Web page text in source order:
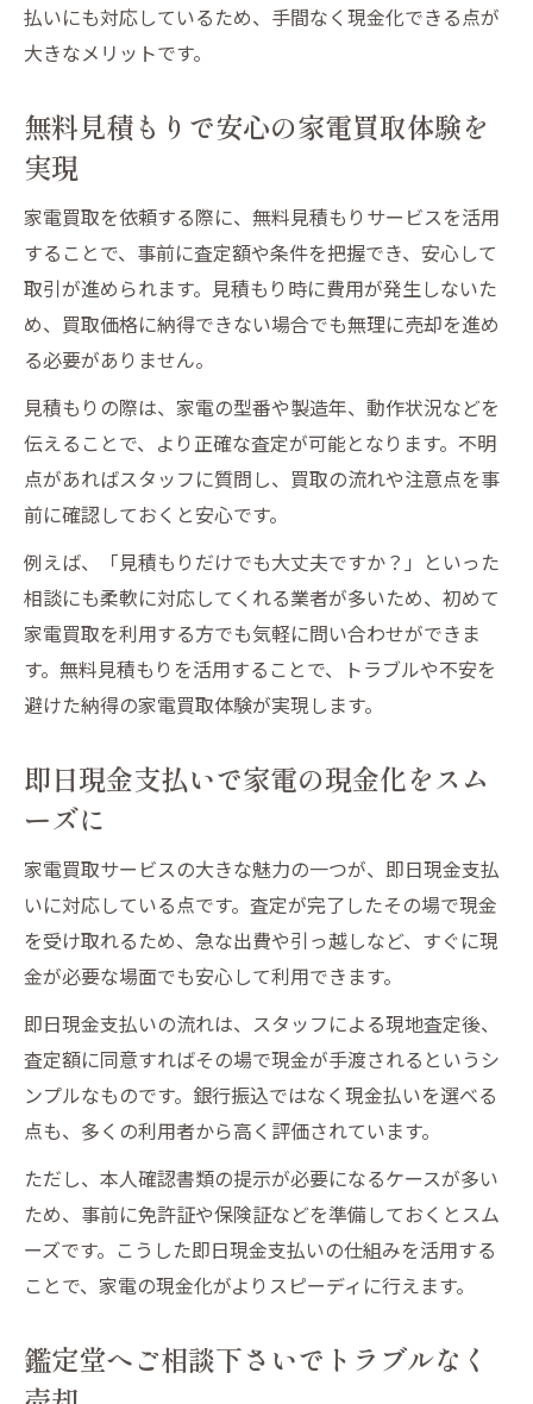
仙台市で壊れた家電も高く売るコツと注意
点
出張買取で家電現金化の手間を最小限に抑
無料見積もりで納得のいく売却をサポート
壊れた家電製品も査定対象になる安心感
仙台市青葉区の鑑定堂が即日現金支払い対
応
ご相談下さいでトラブル回避のアドバイス
自宅で簡単に家電を現金化する最新サービス
仙台市で壊れた家電も自宅買取が主流に
出張買取と無料見積もりの利便性を解説
感
鑑定堂へご相談下さいで安心取引が可能
不要家電の即日スッキリ現金化体験記
介
鑑定堂にご相談下さいで納得の買取結果
壊れた家電もスムーズに売却できた理由
払いにも対応しているため、手間なく現金化できる点が
大きなメリットです。
無料見積もりで安心の家電買取体験を
実現
家電買取を依頼する際に、無料見積もりサービスを活用
することで、事前に査定額や条件を把握でき、安心して
取引が進められます。見積もり時に費用が発生しないた
め、買取価格に納得できない場合でも無理に売却を進め
る必要がありません。
見積もりの際は、家電の型番や製造年、動作状況などを
伝えることで、より正確な査定が可能となります。不明
点があればスタッフに質問し、買取の流れや注意点を事
前に確認しておくと安心です。
例えば、「見積もりだけでも大丈夫ですか？」といった
相談にも柔軟に対応してくれる業者が多いため、初めて
家電買取を利用する方でも気軽に問い合わせができま
す。無料見積もりを活用することで、トラブルや不安を
避けた納得の家電買取体験が実現します。
即日現金支払いで家電の現金化をスム
ーズに
家電買取サービスの大きな魅力の一つが、即日現金支払
いに対応している点です。査定が完了したその場で現金
を受け取れるため、急な出費や引っ越しなど、すぐに現
金が必要な場面でも安心して利用できます。
即日現金支払いの流れは、スタッフによる現地査定後、
査定額に同意すればその場で現金が手渡されるというシ
ンプルなものです。銀行振込ではなく現金払いを選べる
点も、多くの利用者から高く評価されています。
ただし、本人確認書類の提示が必要になるケースが多い
ため、事前に免許証や保険証などを準備しておくとスム
ーズです。こうした即日現金支払いの仕組みを活用する
ことで、家電の現金化がよりスピーディに行えます。
鑑定堂へご相談下さいでトラブルなく